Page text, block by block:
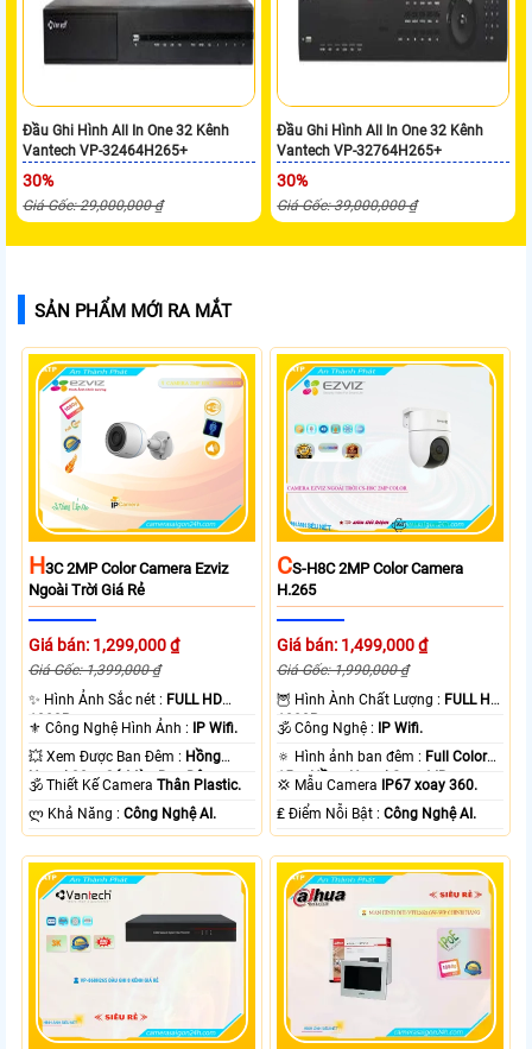
Đầu Ghi Hình All In One 32 Kênh
Vantech VP-32464H265+
30%
Giá Gốc: 29,000,000 ₫
Đầu Ghi Hình All In One 32 Kênh
Vantech VP-32764H265+
30%
Giá Gốc: 39,000,000 ₫
SẢN PHẨM MỚI RA MẮT
H3C 2MP Color Camera Ezviz
Ngoài Trời Giá Rẻ
Giá bán: 1,299,000 ₫
Giá Gốc: 1,399,000 ₫
✨ Hình Ảnh Sắc nét : FULL HD
1080P .
⚜️ Công Nghệ Hình Ảnh :
IP Wifi.
💥 Xem Được Ban Đêm : Hồng
Ngoại 30m Có Màu Ban Ðêm.
🕉️ Thiết Kế CameraThân Plastic.
️ლ Khả Năng :Công Nghệ AI.
CS-H8C 2MP Color Camera
H.265
Giá bán: 1,499,000 ₫
Giá Gốc: 1,990,000 ₫
🦉 Hình Ành Chất Lượng : FULL HD
1080P .
🕉️ Công Nghệ :
IP Wifi.
🔅 Hình ảnh ban đêm : Full Color
15m Hồng Ngoại Smart IR.
💢 Mẫu Camera
IP67 xoay 360.
️₤ Điểm Nỗi Bật :Công Nghệ AI.